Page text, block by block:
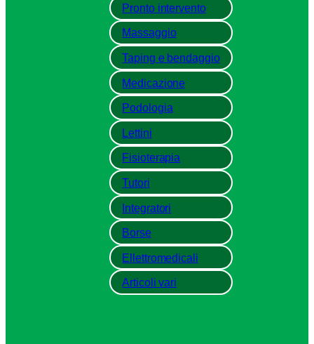
Pronto intervento
Massaggio
Taping e bendaggio
Medicazione
Podologia
Lettini
Fisioterapia
Tutori
Integratori
Borse
Ellettromedicali
Articoli vari